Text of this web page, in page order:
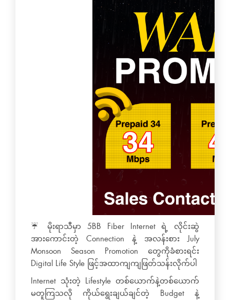
☔ မိုးရာသီမှာ 5BB Fiber Internet ရဲ့ လိုင်းဆွဲ
အားကောင်းတဲ့ Connection နဲ့ အလန်းစား July
Monsoon Season Promotion တွေကိုခံစားရင်း
Digital Life Style ဖြင့်အထာကျကျဖြတ်သန်းလိုက်ပါ
Internet သုံးတဲ့ Lifestyle တစ်ယောက်နဲ့တစ်ယောက်
မတူကြသလို ကိုယ်ရွေးချယ်ချင်တဲ့ Budget နဲ့